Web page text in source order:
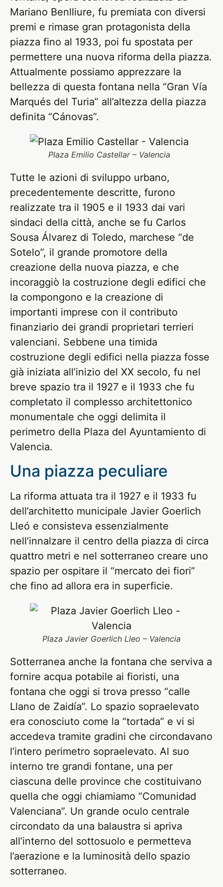
Mariano Benlliure, fu premiata con diversi
premi e rimase gran protagonista della
piazza fino al 1933, poi fu spostata per
permettere una nuova riforma della piazza.
Attualmente possiamo apprezzare la
bellezza di questa fontana nella “Gran Vía
Marqués del Turia” all’altezza della piazza
definita “Cánovas”.
Plaza Emilio Castellar – Valencia
Tutte le azioni di sviluppo urbano,
precedentemente descritte, furono
realizzate tra il 1905 e il 1933 dai vari
sindaci della città, anche se fu Carlos
Sousa Álvarez di Toledo, marchese “de
Sotelo”, il grande promotore della
creazione della nuova piazza, e che
incoraggiò la costruzione degli edifici che
la compongono e la creazione di
importanti imprese con il contributo
finanziario dei grandi proprietari terrieri
valenciani. Sebbene una timida
costruzione degli edifici nella piazza fosse
già iniziata all’inizio del XX secolo, fu nel
breve spazio tra il 1927 e il 1933 che fu
completato il complesso architettonico
monumentale che oggi delimita il
perimetro della Plaza del Ayuntamiento di
Valencia.
Una piazza peculiare
La riforma attuata tra il 1927 e il 1933 fu
dell’architetto municipale Javier Goerlich
Lleó e consisteva essenzialmente
nell’innalzare il centro della piazza di circa
quattro metri e nel sotterraneo creare uno
spazio per ospitare il “mercato dei fiori”
che fino ad allora era in superficie.
Plaza Javier Goerlich Lleo – Valencia
Sotterranea anche la fontana che serviva a
fornire acqua potabile ai fioristi, una
fontana che oggi si trova presso “calle
Llano de Zaidía”. Lo spazio sopraelevato
era conosciuto come la “tortada” e vi si
accedeva tramite gradini che circondavano
l’intero perimetro sopraelevato. Al suo
interno tre grandi fontane, una per
ciascuna delle province che costituivano
quella che oggi chiamiamo “Comunidad
Valenciana”. Un grande oculo centrale
circondato da una balaustra si apriva
all’interno del sottosuolo e permetteva
l’aerazione e la luminosità dello spazio
sotterraneo.